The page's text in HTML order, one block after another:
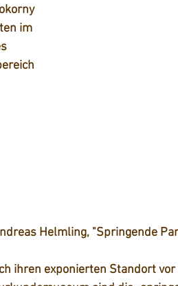
im
Helmling, "Springende
ihren exponierten Standort vor